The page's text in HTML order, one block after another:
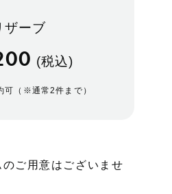
ザーブ
(税込)
可（※通常2件まで）
のご用意はございませ